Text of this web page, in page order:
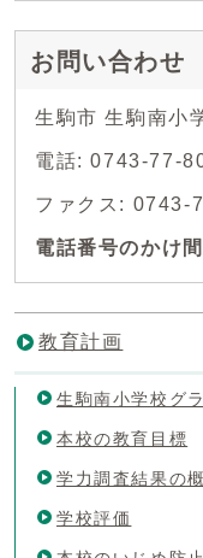
お問い合わせ
生駒市 生駒南小
電話: 0743-77-
ファクス: 0743-
電話番号のかけ
教育計画
生駒南小学校グ
本校の教育目標
学力調査結果の
学校評価